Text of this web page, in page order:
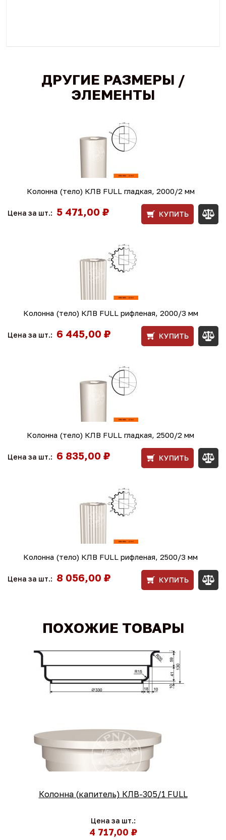
ДРУГИЕ РАЗМЕРЫ /
ЭЛЕМЕНТЫ
Колонна (тело) КЛВ FULL гладкая, 2000/2 мм
Цена за шт.: 5 471,00 ₽ КУПИТЬ
Колонна (тело) КЛВ FULL рифленая, 2000/3 мм
Цена за шт.: 6 445,00 ₽ КУПИТЬ
Колонна (тело) КЛВ FULL гладкая, 2500/2 мм
Цена за шт.: 6 835,00 ₽ КУПИТЬ
Колонна (тело) КЛВ FULL рифленая, 2500/3 мм
Цена за шт.: 8 056,00 ₽ КУПИТЬ
ПОХОЖИЕ ТОВАРЫ
Колонна (капитель) КЛВ-305/1 FULL
Цена за шт.:
4 717,00 ₽